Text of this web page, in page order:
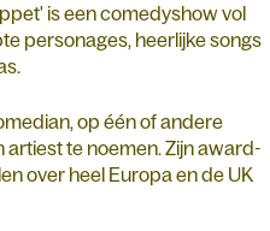
is een comedyshow vol
personages, heerlijke songs
op één of andere
artiest te noemen. Zijn award-
over heel Europa en de UK